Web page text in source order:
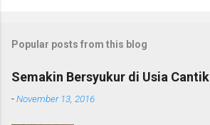
Popular posts from this blog
Semakin Bersyukur di Usia Cantik
-November 13, 2016